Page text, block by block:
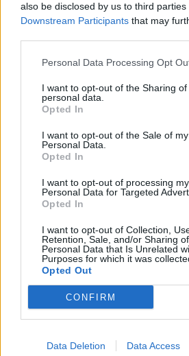
also be disclosed by us to third parties
Downstream Participants that may
Personal Data Processing Opt
I want to opt-out of the Sharing of
personal data.
Opted In
I want to opt-out of the Sale of my
Personal Data.
Opted In
I want to opt-out of processing my
Personal Data for Targeted
Opted In
I want to opt-out of Collection,
Retention, Sale, and/or Sharing
Personal Data that Is Unrelated
Purposes for which it was
Opted Out
CONFIRM
Data Deletion Data Access
Δείτε
27 Φεβρουαρίου 2026